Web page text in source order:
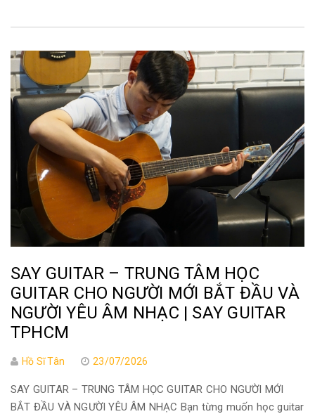
SAY GUITAR – TRUNG TÂM HỌC
GUITAR CHO NGƯỜI MỚI BẮT ĐẦU VÀ
NGƯỜI YÊU ÂM NHẠC | SAY GUITAR
TPHCM
Hồ Sĩ Tân 23/07/2026
SAY GUITAR – TRUNG TÂM HỌC GUITAR CHO NGƯỜI MỚI
BẮT ĐẦU VÀ NGƯỜI YÊU ÂM NHẠC Bạn từng muốn học guitar